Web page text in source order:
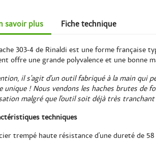
savoir plus Fiche technique
303-4 de Rinaldi est une forme française
offre une grande polyvalence et une bonne
il s'agit d'un outil fabriqué à la main qui
unique ! Nous vendons les haches brutes de
malgré que l'outil soit déjà très
techniques
trempé haute résistance d'une dureté de